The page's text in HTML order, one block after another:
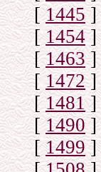
[1445]
[1454]
[1463]
[1472]
[1481]
[1490]
[1499]